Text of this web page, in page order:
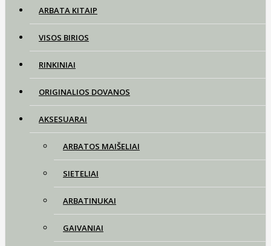
ARBATA KITAIP
VISOS BIRIOS
RINKINIAI
ORIGINALIOS DOVANOS
AKSESUARAI
ARBATOS MAIŠELIAI
SIETELIAI
ARBATINUKAI
GAIVANIAI